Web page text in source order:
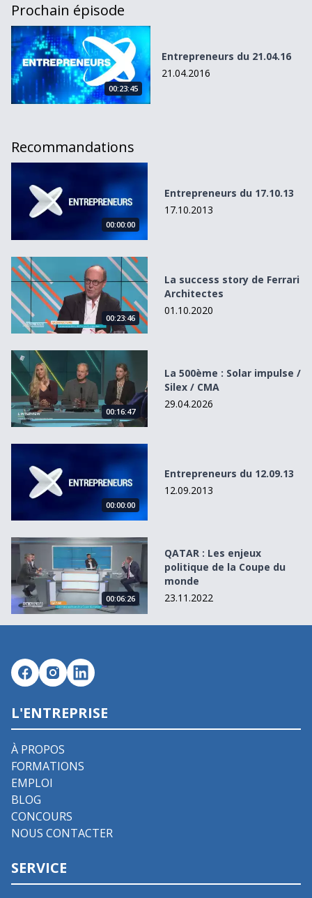
Prochain épisode
Entrepreneurs du 21.04.16
00:23:45
Entrepreneurs du 21.04.16
21.04.2016
Recommandations
Entrepreneurs du 17.10.13
00:00:00
Entrepreneurs du 17.10.13
17.10.2013
La success story de Ferrari Architectes
00:23:46
La success story de Ferrari
Architectes
01.10.2020
La 500ème : Solar impulse / Silex / CMA
00:16:47
La 500ème : Solar impulse /
Silex / CMA
29.04.2026
Entrepreneurs du 12.09.13
00:00:00
Entrepreneurs du 12.09.13
12.09.2013
QATAR : Les enjeux politique de la Coupe du monde
00:06:26
QATAR : Les enjeux
politique de la Coupe du
monde
23.11.2022
L'ENTREPRISE
À PROPOS
FORMATIONS
EMPLOI
BLOG
CONCOURS
NOUS CONTACTER
SERVICE